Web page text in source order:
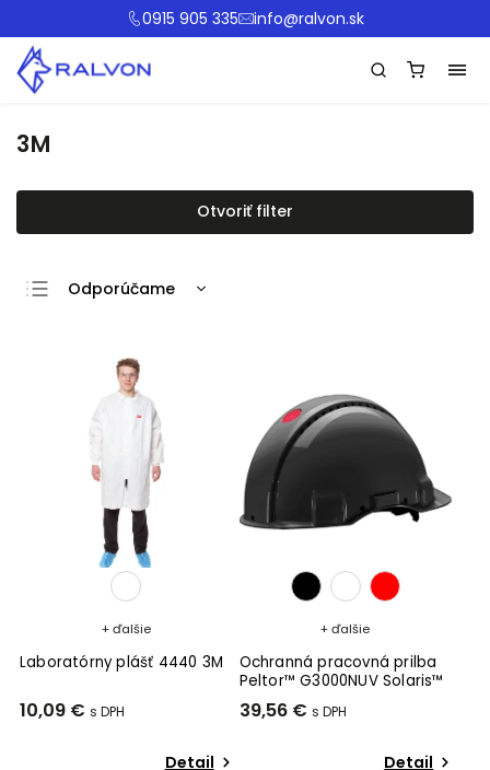
0915 905 335 info@ralvon.sk
3M
Otvoriť filter
Odporúčame
Najdrahšie
Najpredávanejšie
Abecedne
+ ďalšie
Laboratórny plášť 4440 3M
10,09 €
Detail
+ ďalšie
Ochranná pracovná prilba
Peltor™ G3000NUV Solaris™
39,56 €
Detail